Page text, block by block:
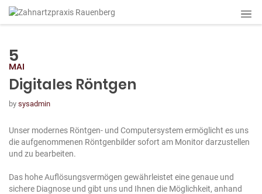
5
MAI
Digitales Röntgen
by sysadmin
Unser modernes Röntgen- und Computersystem ermöglicht es uns
die aufgenommenen Röntgenbilder sofort am Monitor darzustellen
und zu bearbeiten.
Das hohe Auflösungsvermögen gewährleistet eine genaue und
sichere Diagnose und gibt uns und Ihnen die Möglichkeit, anhand